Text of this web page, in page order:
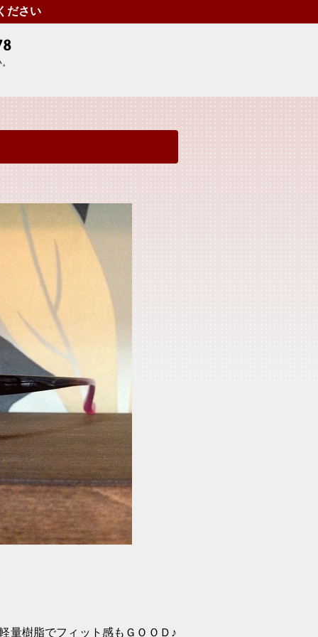
ださい
量樹脂でフィット感もＧＯＯＤ♪